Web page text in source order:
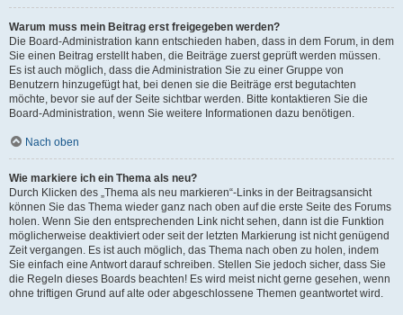
Warum muss mein Beitrag erst freigegeben werden?
Die Board-Administration kann entschieden haben, dass in dem Forum, in dem
Sie einen Beitrag erstellt haben, die Beiträge zuerst geprüft werden müssen.
Es ist auch möglich, dass die Administration Sie zu einer Gruppe von
Benutzern hinzugefügt hat, bei denen sie die Beiträge erst begutachten
möchte, bevor sie auf der Seite sichtbar werden. Bitte kontaktieren Sie die
Board-Administration, wenn Sie weitere Informationen dazu benötigen.
Nach oben
Wie markiere ich ein Thema als neu?
Durch Klicken des „Thema als neu markieren“-Links in der Beitragsansicht
können Sie das Thema wieder ganz nach oben auf die erste Seite des Forums
holen. Wenn Sie den entsprechenden Link nicht sehen, dann ist die Funktion
möglicherweise deaktiviert oder seit der letzten Markierung ist nicht genügend
Zeit vergangen. Es ist auch möglich, das Thema nach oben zu holen, indem
Sie einfach eine Antwort darauf schreiben. Stellen Sie jedoch sicher, dass Sie
die Regeln dieses Boards beachten! Es wird meist nicht gerne gesehen, wenn
ohne triftigen Grund auf alte oder abgeschlossene Themen geantwortet wird.